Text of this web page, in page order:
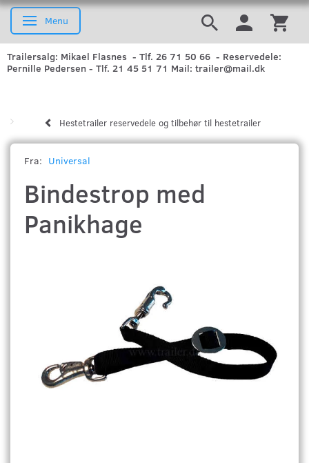
Skifte navigation
Menu
Trailersalg: Mikael Flasnes - Tlf. 26 71 50 66 - Reservedele:
Pernille Pedersen - Tlf. 21 45 51 71 Mail: trailer@mail.dk
Hestetrailer reservedele og tilbehør til hestetrailer
Fra: Universal
Bindestrop med
Panikhage